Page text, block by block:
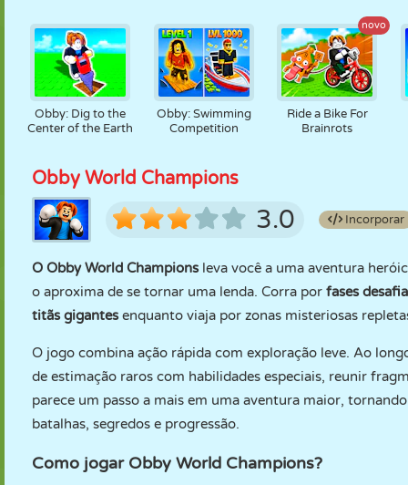
Obby: Dig to the
Center of the Earth
Obby: Swimming
Competition
novo
Ride a Bike For
Brainrots
Obby World Champions
3.0 Incorporar
O Obby World Championsleva você a uma aventura
o aproxima de se tornar uma lenda. Corra por fases
titãs gigantesenquanto viaja por zonas misteriosas
O jogo combina ação rápida com exploração leve. Ao
de estimação raros com habilidades especiais, reunir
parece um passo a mais em uma aventura maior,
batalhas, segredos e progressão.
Como jogar Obby World Champions?